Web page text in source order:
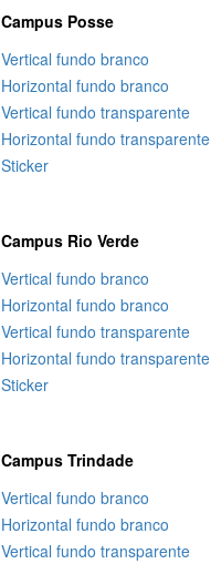
Campus Posse
Vertical fundo branco
Horizontal fundo branco
Vertical fundo transparente
Horizontal fundo transparente
Sticker
Campus Rio Verde
Vertical fundo branco
Horizontal fundo branco
Vertical fundo transparente
Horizontal fundo transparente
Sticker
Campus Trindade
Vertical fundo branco
Horizontal fundo branco
Vertical fundo transparente